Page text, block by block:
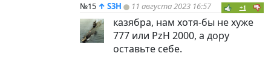
№15 ↑ S3H 11 августа 2023 16:57 +1
казябра, нам хотя-бы не хуже
777 или PzH 2000, а дору
оставьте себе.